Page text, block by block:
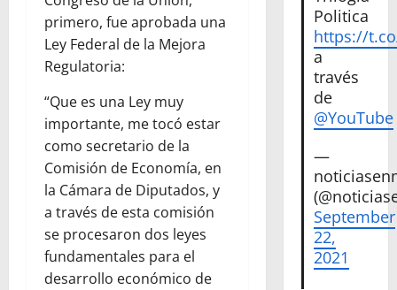
primero, fue aprobada una
Ley Federal de la Mejora
Regulatoria:
“Que es una Ley muy
importante, me tocó estar
como secretario de la
Comisión de Economía, en
la Cámara de Diputados, y
a través de esta comisión
se procesaron dos leyes
fundamentales para el
desarrollo económico de
Politica
https://
a
través
de
@YouTube
—
September
22,
2021